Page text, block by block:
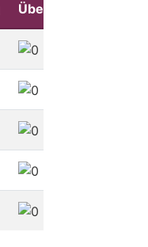
Überschriften